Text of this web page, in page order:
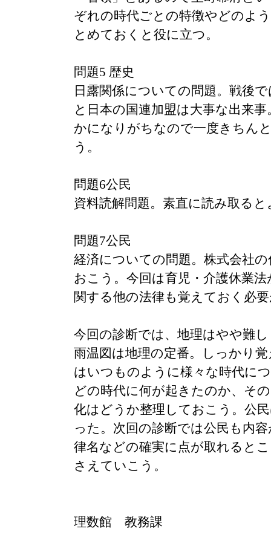
ぞれの時代ごとの特徴やどのよ
とめておくと役に立つ。
問題5 歴史
日露関係についての問題。戦後
と日本の国連加盟は大事な出来
かになりがちなので一度きちん
う。
問題6公民
資料読解問題。素直に読み取ると
問題7公民
経済についての問題。株式会社
おこう。今回は育児・介護休業
関する他の法律も覚えておく必
今回の診断では、地理はやや難
雨温図は地理の定番。しっかり
はいつものように様々な時代に
どの時代に何が起きたのか、そ
化はどうか整理しておこう。公
った。次回の診断では公民も内
律名などの確実に点が取れると
さえていこう。
理数館 教務課